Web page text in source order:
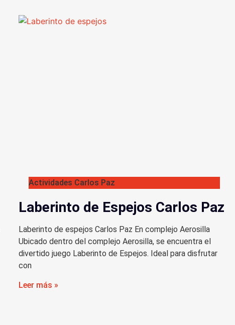
Actividades Carlos Paz
Laberinto de Espejos Carlos Paz
Laberinto de espejos Carlos Paz En complejo Aerosilla
Ubicado dentro del complejo Aerosilla, se encuentra el
divertido juego Laberinto de Espejos. Ideal para disfrutar
con
Leer más »